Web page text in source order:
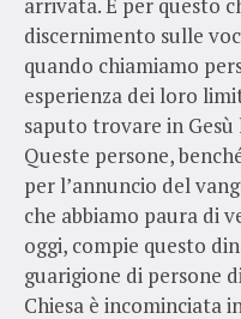
discernimento sulle
quando chiamiamo
esperienza dei loro
saputo trovare in
Queste persone,
per l’annuncio del
che abbiamo paura di
oggi, compie questo
guarigione di persone
Chiesa è incominciata